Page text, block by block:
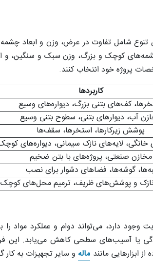
تنوع شامل تفاوت در عرض، وزن و ابعاد
کوچک و بزرگ، وزن سبک و سنگین، و
پروژه خود انتخاب کنند.
کاربردها
کف‌های بتنی بزرگ، دیواره‌های وسیع
آب، دیوارهای بتنی، سطوح بتنی وسیع
پوشش زیرکارها، استخرها، سقف‌ها
خانگی، لایه‌های نازک سیمانی، دیواره‌های
مخازن صنعتی، پروژه‌های با بتن ضخیم
گوشه‌ها، فضاهای دشوار برای نصب
نازک و پوشش‌های ظریف، ترمیم محل‌های کوچک
دارد، می‌تواند دوام و عملکرد مواد را
یا آسیب‌های سطحی کاهش می‌یابد. این
مانند ماله و سایر تجهیزات به کار